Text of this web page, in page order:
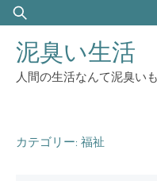
Skip
to
content
索:
泥臭い生活
人間の生活なんて泥臭い
カテゴリー: 福祉